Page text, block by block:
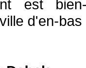
est
d'en-